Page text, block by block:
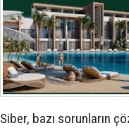
Siber, bazı sorunların